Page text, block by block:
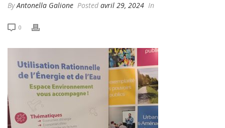
ByAntonella Galione Posted avril 29, 2024 In
0